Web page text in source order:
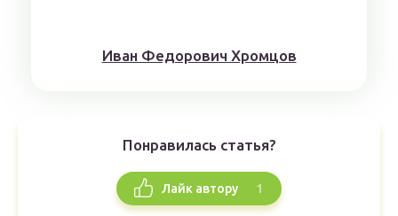
Иван Федорович Хромцов
Понравилась статья?
Лайк автору 1